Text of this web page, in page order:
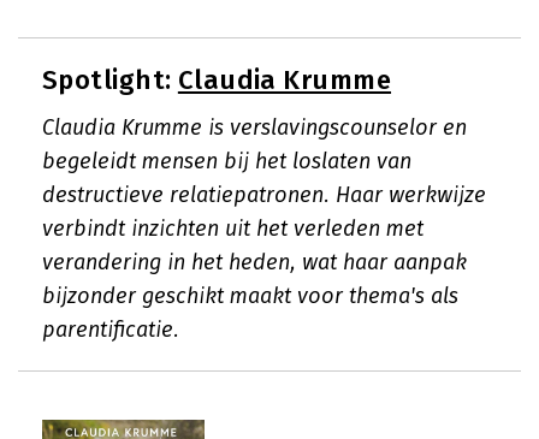
Spotlight: Claudia Krumme
Claudia Krumme is verslavingscounselor en
begeleidt mensen bij het loslaten van
destructieve relatiepatronen. Haar werkwijze
verbindt inzichten uit het verleden met
verandering in het heden, wat haar aanpak
bijzonder geschikt maakt voor thema's als
parentificatie.